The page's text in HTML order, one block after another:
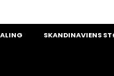
SKANDINAVIENS STØRSTE